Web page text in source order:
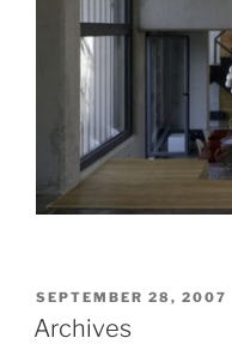
POSTED
ON
SEPTEMBER 28, 2007
Archives